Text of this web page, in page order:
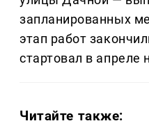
запланированных
этап работ
стартовал в апреле
Читайте также: